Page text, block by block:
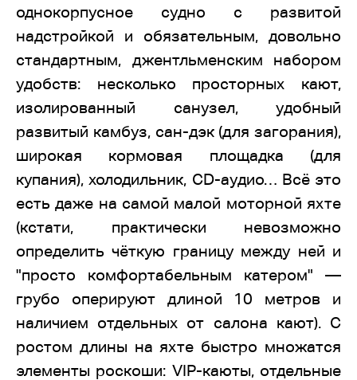
однокорпусное судно с развитой
надстройкой и обязательным, довольно
стандартным, джентльменским набором
удобств: несколько просторных кают,
изолированный санузел, удобный
развитый камбуз, сан-дэк (для загорания),
широкая кормовая площадка (для
купания), холодильник, CD-аудио… Всё это
есть даже на самой малой моторной яхте
(кстати, практически невозможно
определить чёткую границу между ней и
"просто комфортабельным катером" —
грубо оперируют длиной 10 метров и
наличием отдельных от салона кают). С
ростом длины на яхте быстро множатся
элементы роскоши: VIP-каюты, отдельные